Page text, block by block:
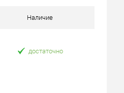
избранноеНаличие
достаточно